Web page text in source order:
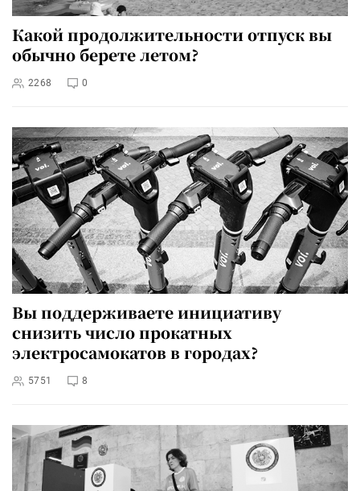
Какой продолжительности отпуск вы
обычно берете летом?
2268 0
Вы поддерживаете инициативу
снизить число прокатных
электросамокатов в городах?
5751 8